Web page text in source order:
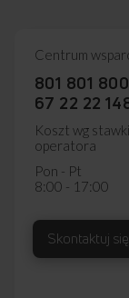
Centrum
801 801 800
67 22 22
Koszt wg stawki
operatora
Pon - Pt
8:00 - 17:00
Skontaktuj się